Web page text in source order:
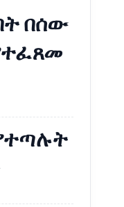
በሰው